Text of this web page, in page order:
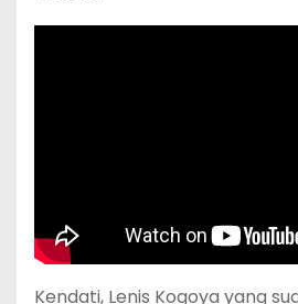
Kendati, Lenis Kogoya yang